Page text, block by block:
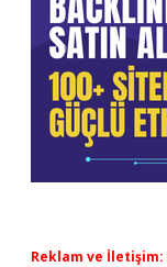
Reklam ve İletişim: